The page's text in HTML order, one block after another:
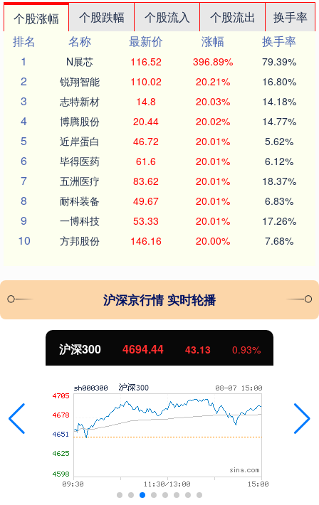
个股涨幅 个股跌幅 个股流入 个股流出
换手率
排名
名称 最新价 涨幅
换手率
1
N展芯 116.52 396.89% 79.39%
2 锐翔智能 110.02 20.21% 16.80%
3 志特新材 14.8 20.03% 14.18%
4 博腾股份 20.44 20.02% 14.77%
5 近岸蛋白 46.72 20.01% 5.62%
6 毕得医药 61.6 20.01% 6.12%
7 五洲医疗 83.62 20.01% 18.37%
8 耐科装备 49.67 20.01% 6.83%
9 一博科技 53.33 20.01% 17.26%
10 方邦股份 146.16 20.00% 7.68%
沪深京行情 实时轮播
沪深300 4694.44 43.13 0.93%